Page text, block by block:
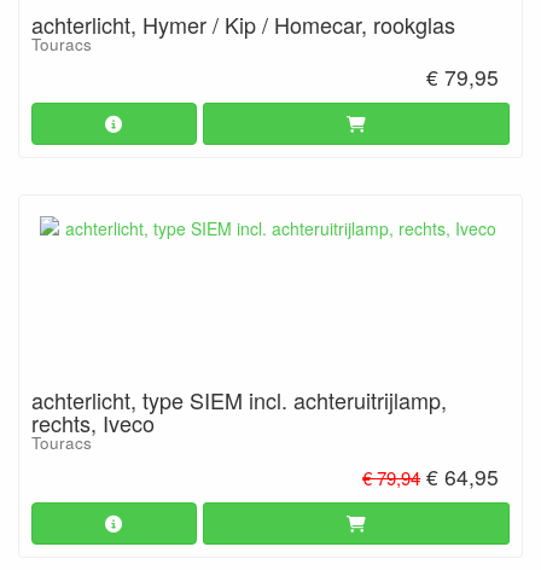
achterlicht, Hymer / Kip / Homecar, rookglas
Touracs
€ 79,95
achterlicht, type SIEM incl. achteruitrijlamp,
rechts, Iveco
Touracs
€ 79,94 € 64,95